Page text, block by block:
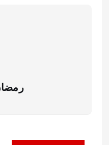
رمضان حلمي